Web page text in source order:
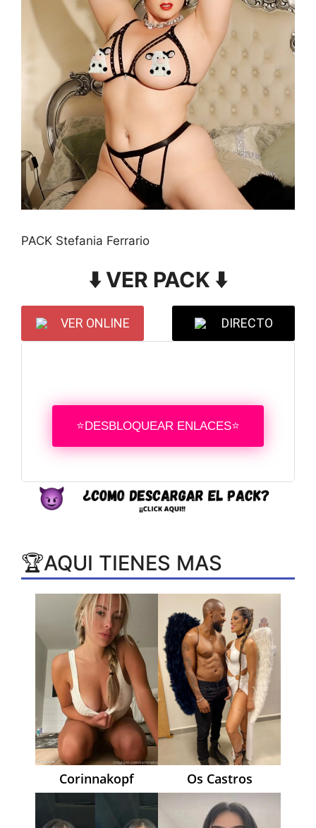
PACK Stefania Ferrario
⬇️ VER PACK ⬇️
VER ONLINE DIRECTO
⭐DESBLOQUEAR ENLACES⭐
🏆AQUI TIENES MAS
Corinnakopf Os Castros